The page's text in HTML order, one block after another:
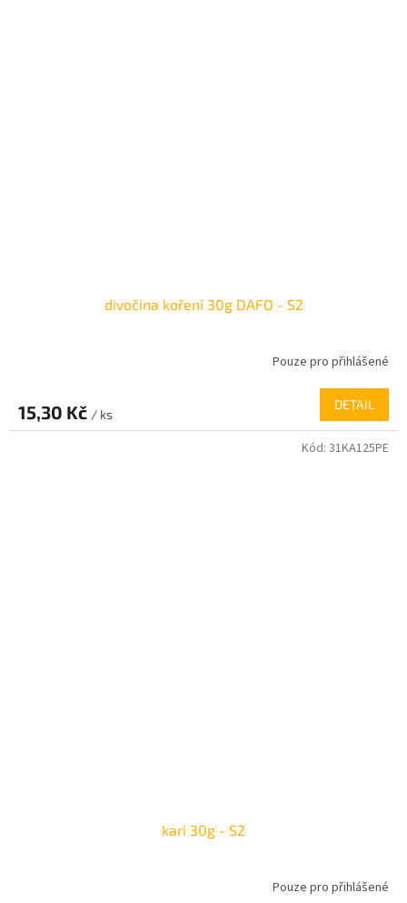
divočina koření 30g DAFO - S2
Pouze pro přihlášené
15,30 Kč / ks
DETAIL
kari 30g - S2
Pouze pro přihlášené
Kód: 31KA125PE